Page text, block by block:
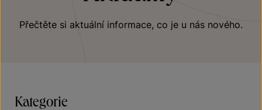
Přečtěte si aktuální informace, co je u nás nového.
Kategorie